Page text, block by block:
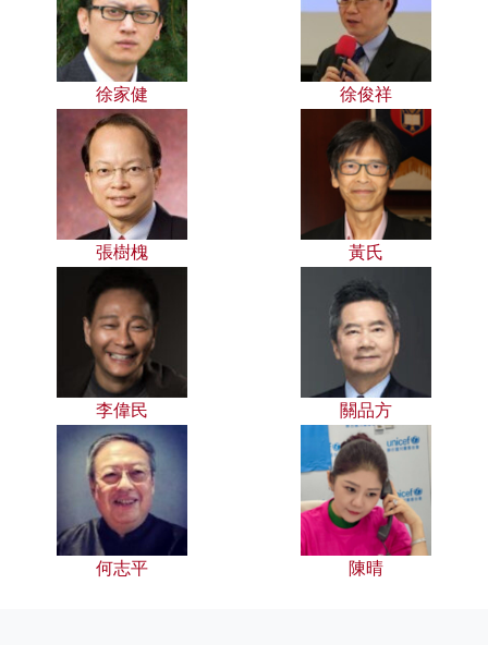
徐家健 徐俊祥
張樹槐 黃氏
李偉民 關品方
何志平 陳晴